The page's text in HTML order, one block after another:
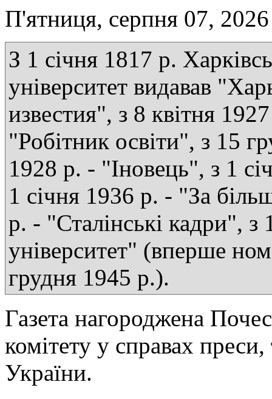
П'ятниця, серпня 07, 2026
З 1 січня 1817 р.
університет видавав
известия", з 8 квітня
"Робітник освіти", з 15
1928 р. - "Іновець", з 1
1 січня 1936 р. - "За
р. - "Сталінські кадри",
університет" (вперше
грудня 1945 р.).
Газета нагороджена
комітету у справах
України.